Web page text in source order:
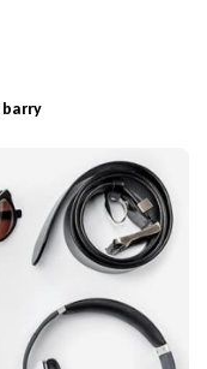
barry